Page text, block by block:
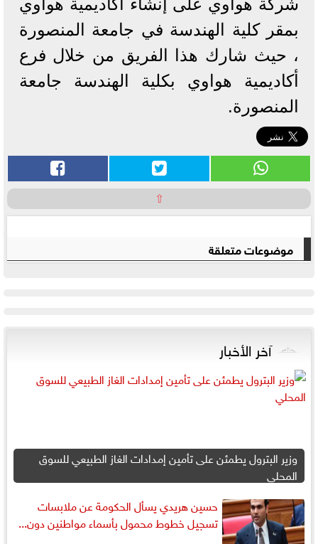
بمقر كلية الهندسة في جامعة المنصورة
، حيث شارك هذا الفريق من خلال فرع
أكاديمية هواوي بكلية الهندسة جامعة
المنصورة.
⇧
موضوعات متعلقة
آخر الأخبار
وزير البترول يطمئن على تأمين إمدادات الغاز الطبيعي للسوق
المحلي
حسين هريدي يسأل الحكومة عن ملابسات
تسجيل خطوط محمول بأسماء مواطنين دون...